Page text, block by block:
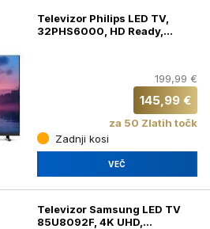
Televizor Philips LED TV,
32PHS6000, HD Ready,
199,99 €
145,99 €
za 50 Zlatih točk
Zadnji kosi
VEČ
Televizor Samsung LED TV
85U8092F, 4K UHD,